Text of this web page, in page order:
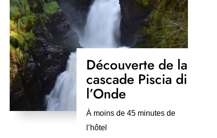
Découverte de la
cascade Piscia di
l’Onde
À moins de 45 minutes de
l’hôtel